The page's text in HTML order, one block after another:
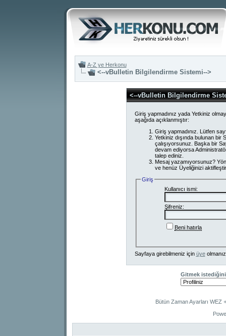
A-Z ye Herkonu
<--vBulletin Bilgilendirme Sistemi-->
<--vBulletin Bilgilendirme
Giriş yapmadınız yada Yetkiniz
aşağıda açıklanmıştır:
Giriş yapmadınız. Lütfen
Yetkiniz dışında bulunan
çalışıyorsunuz. Başka bir
devam ediyorsa
talep ediniz.
Mesaj yazamıyorsunuz?
ve henüz Üyeliğinizi
Giriş
Kullanıcı ismi:
Şifreniz:
Beni hatırla
Sayfaya girebilmeniz için üye
Gitmek
Bütün Zaman Ayarları WEZ